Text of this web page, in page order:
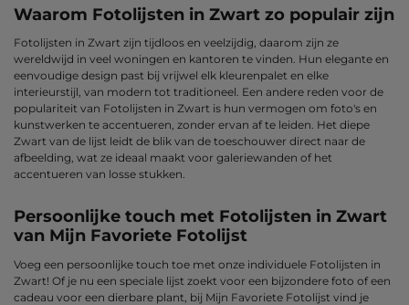
Waarom Fotolijsten in Zwart zo populair zijn
Fotolijsten in Zwart zijn tijdloos en veelzijdig, daarom zijn ze
wereldwijd in veel woningen en kantoren te vinden. Hun elegante en
eenvoudige design past bij vrijwel elk kleurenpalet en elke
interieurstijl, van modern tot traditioneel. Een andere reden voor de
populariteit van Fotolijsten in Zwart is hun vermogen om foto's en
kunstwerken te accentueren, zonder ervan af te leiden. Het diepe
Zwart van de lijst leidt de blik van de toeschouwer direct naar de
afbeelding, wat ze ideaal maakt voor galeriewanden of het
accentueren van losse stukken.
Persoonlijke touch met Fotolijsten in Zwart
van Mijn Favoriete Fotolijst
Voeg een persoonlijke touch toe met onze individuele Fotolijsten in
Zwart! Of je nu een speciale lijst zoekt voor een bijzondere foto of een
cadeau voor een dierbare plant, bij Mijn Favoriete Fotolijst vind je